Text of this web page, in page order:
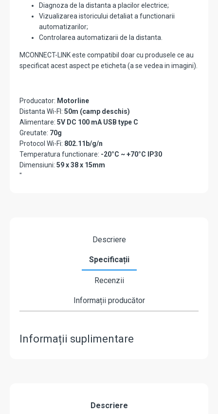
Diagnoza de la distanta a placilor electrice;
Vizualizarea istoricului detaliat a functionarii
automatizarilor;
Controlarea automatizarii de la distanta.
MCONNECT-LINK este compatibil doar cu produsele ce au
specificat acest aspect pe eticheta (a se vedea in imagini).
Producator: Motorline
Distanta Wi-FI: 50m (camp deschis)
Alimentare: 5V DC 100 mA USB type C
Greutate: 70g
Protocol Wi-Fi: 802.11b/g/n
Temperatura functionare: -20°C ~ +70°C IP30
Dimensiuni: 59 x 38 x 15mm
"
Descriere
Specificații
Recenzii
Informații producător
Informații suplimentare
Descriere